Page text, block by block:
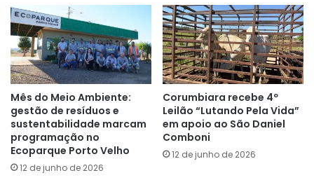
Mês do Meio Ambiente:
gestão de resíduos e
sustentabilidade marcam
programação no
Ecoparque Porto Velho
12 de junho de 2026
Corumbiara recebe 4º
Leilão “Lutando Pela Vida”
em apoio ao São Daniel
Comboni
12 de junho de 2026